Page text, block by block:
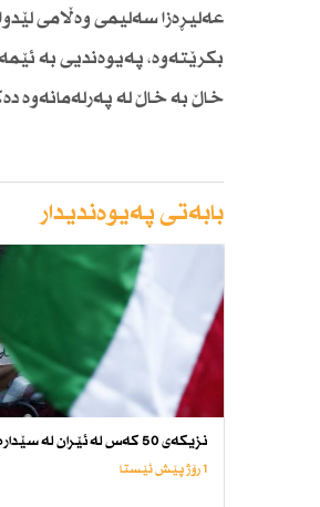
عەلیڕەزا سەلیمی وەڵامی
بكرێتەوە، پەیوەندیی بە
خاڵ بە خاڵ لە پەرلەمانەوە
بابەتی پەیوەندیدار
نزیكەی 50 كەس لە ئێران لە سێدارە دراون
1 رۆژ پێش ئێستا